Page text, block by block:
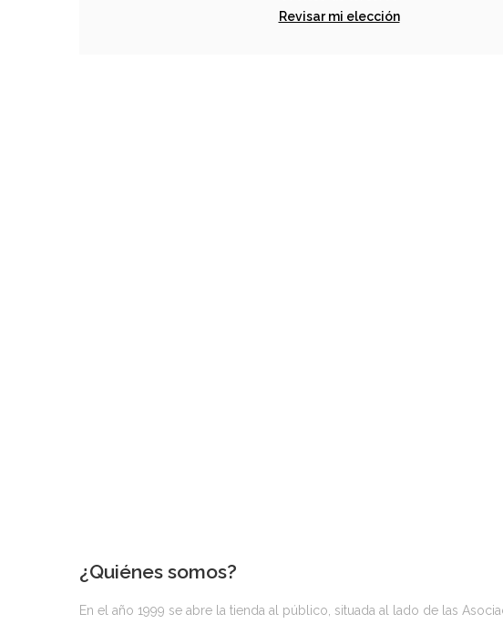
Revisar mi elección
¿Quiénes somos?
En el año 1999 se abre la tienda al público, situada al lado de las